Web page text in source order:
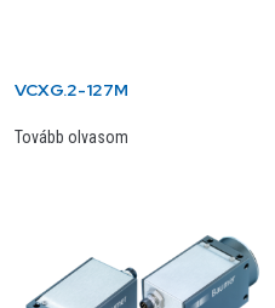
VCXG.2-127M
Tovább olvasom